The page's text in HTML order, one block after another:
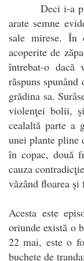
Deci i-a
arate semne
sale mirese. În
acoperite de
întrebat-o
răspuns
grădina sa.
violenţei bolii,
cealaltă parte a
unei plante pline
în copac, două
cauza
văzând floarea
Acesta este
oriunde există o
22 mai, este o
buchete de